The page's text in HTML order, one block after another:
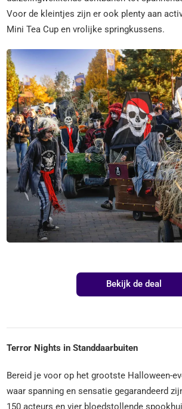
Voor de kleintjes zijn er ook plenty aan
Mini Tea Cup en vrolijke springkussens.
Bekijk de deal
Terror Nights in Standdaarbuiten
Bereid je voor op het grootste Halloween-
waar spanning en sensatie gegarandeerd
150 acteurs en vier bloedstollende